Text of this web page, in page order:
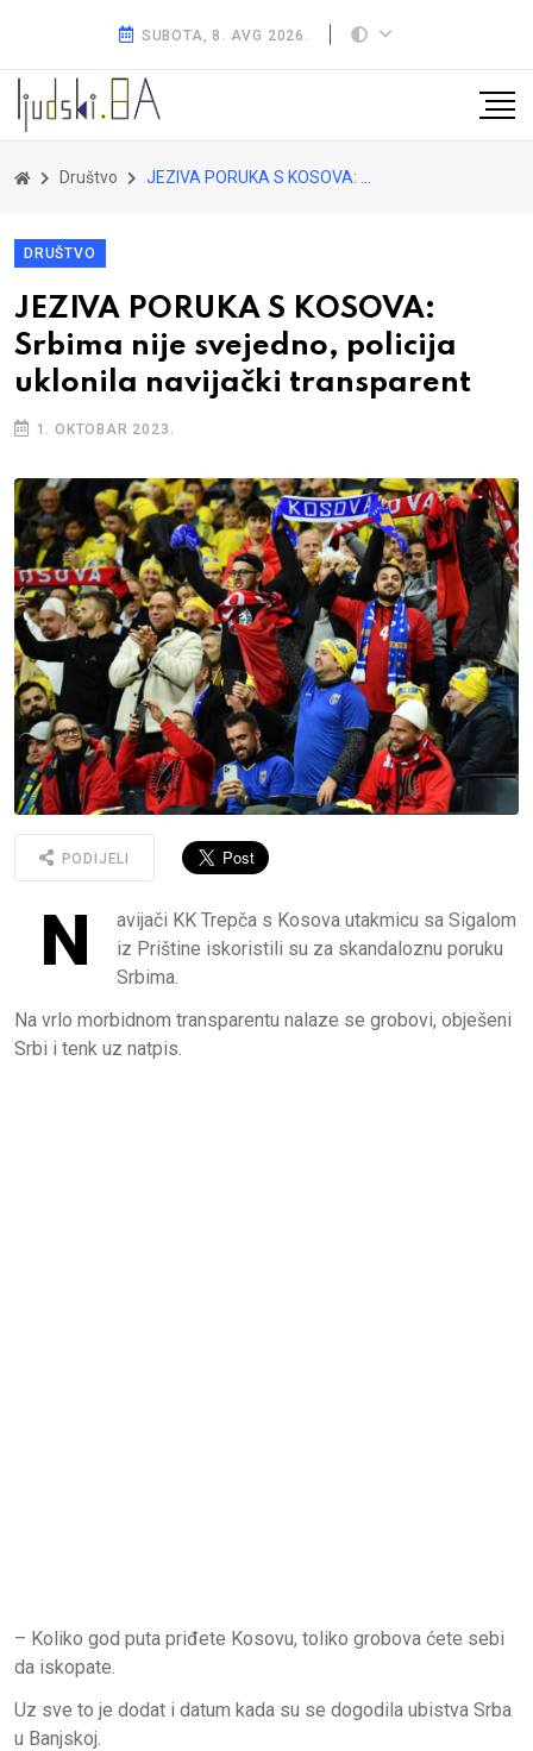
SUBOTA, 8. AVG 2026.
Društvo JEZIVA PORUKA S KOSOVA: Srbima nije svejedno, policija uklonila navijački transparent
DRUŠTVO
JEZIVA PORUKA S KOSOVA:
Srbima nije svejedno, policija
uklonila navijački transparent
1. OKTOBAR 2023.
PODIJELI
N
avijači KK Trepča s Kosova utakmicu sa Sigalom
iz Prištine iskoristili su za skandaloznu poruku
Srbima.
Na vrlo morbidnom transparentu nalaze se grobovi, obješeni
Srbi i tenk uz natpis.
– Koliko god puta priđete Kosovu, toliko grobova ćete sebi
da iskopate.
Uz sve to je dodat i datum kada su se dogodila ubistva Srba
u Banjskoj.